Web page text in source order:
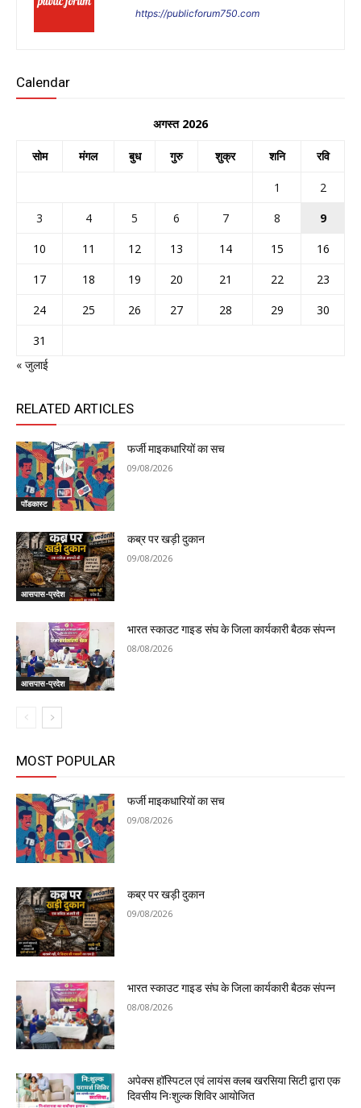
https://publicforum750.com
Calendar
अगस्त 2026
सोम मंगल बुध गुरु शुक्र शनि रवि
1
2
3
4 5 6 7 8
9
10
11 12 13 14 15
16
17
18 19 20 21 22
23
24
25 26 27 28 29
30
31
« जुलाई
RELATED ARTICLES
पॉडकास्ट
फर्जी माइकधारियों का सच
09/08/2026
आसपास-प्रदेश
कब्र पर खड़ी दुकान
09/08/2026
आसपास-प्रदेश
भारत स्काउट गाइड संघ के जिला कार्यकारी बैठक संपन्न
08/08/2026
MOST POPULAR
फर्जी माइकधारियों का सच
09/08/2026
कब्र पर खड़ी दुकान
09/08/2026
भारत स्काउट गाइड संघ के जिला कार्यकारी बैठक संपन्न
08/08/2026
अपेक्स हॉस्पिटल एवं लायंस क्लब खरसिया सिटी द्वारा एक
दिवसीय निःशुल्क शिविर आयोजित